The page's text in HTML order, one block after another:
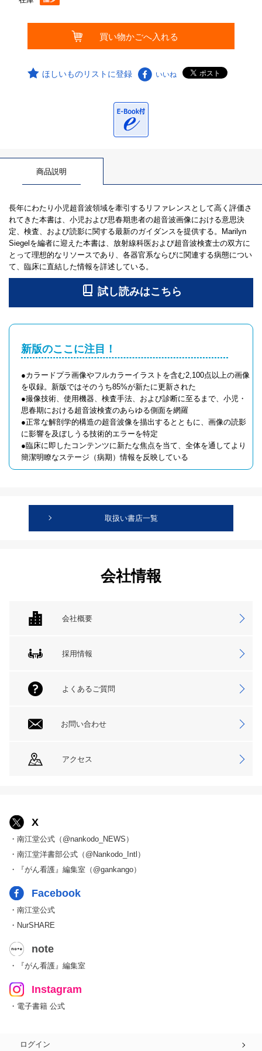
ほしいものリストに登録 いいね
商品説明
長年にわたり小児超音波領域を牽引するリファレンスとして高く評価さ
れてきた本書は、小児および思春期患者の超音波画像における意思決
定、検査、および読影に関する最新のガイダンスを提供する。Marilyn
Siegelを編者に迎えた本書は、放射線科医および超音波検査士の双方に
とって理想的なリソースであり、各器官系ならびに関連する病態につい
て、臨床に直結した情報を詳述している。
新版のここに注目！
●カラードプラ画像やフルカラーイラストを含む2,100点以上の画像
を収録。新版ではそのうち85%が新たに更新された
●撮像技術、使用機器、検査手法、および診断に至るまで、小児・
思春期における超音波検査のあらゆる側面を網羅
●正常な解剖学的構造の超音波像を描出するとともに、画像の読影
に影響を及ぼしうる技術的エラーを特定
●臨床に即したコンテンツに新たな焦点を当て、全体を通してより
簡潔明瞭なステージ（病期）情報を反映している
取扱い書店一覧
会社情報
会社概要
採用情報
よくあるご質問
お問い合わせ
アクセス
X
・南江堂公式（@nankodo_NEWS）
・南江堂洋書部公式（@Nankodo_Intl）
・『がん看護』編集室（@gankango）
Facebook
・南江堂公式
・NurSHARE
note
・『がん看護』編集室
Instagram
・電子書籍 公式
ログイン